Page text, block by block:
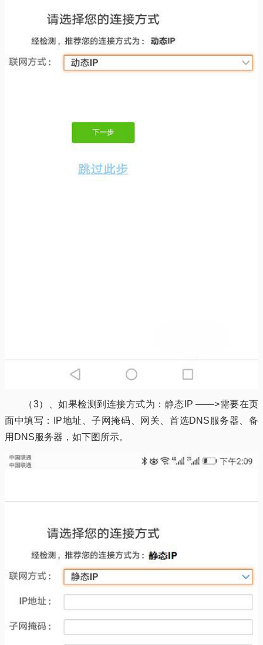
（3）、如果检测到连接方式为：静态IP ——>需要在页
面中填写：IP地址、子网掩码、网关、首选DNS服务器、备
用DNS服务器，如下图所示。